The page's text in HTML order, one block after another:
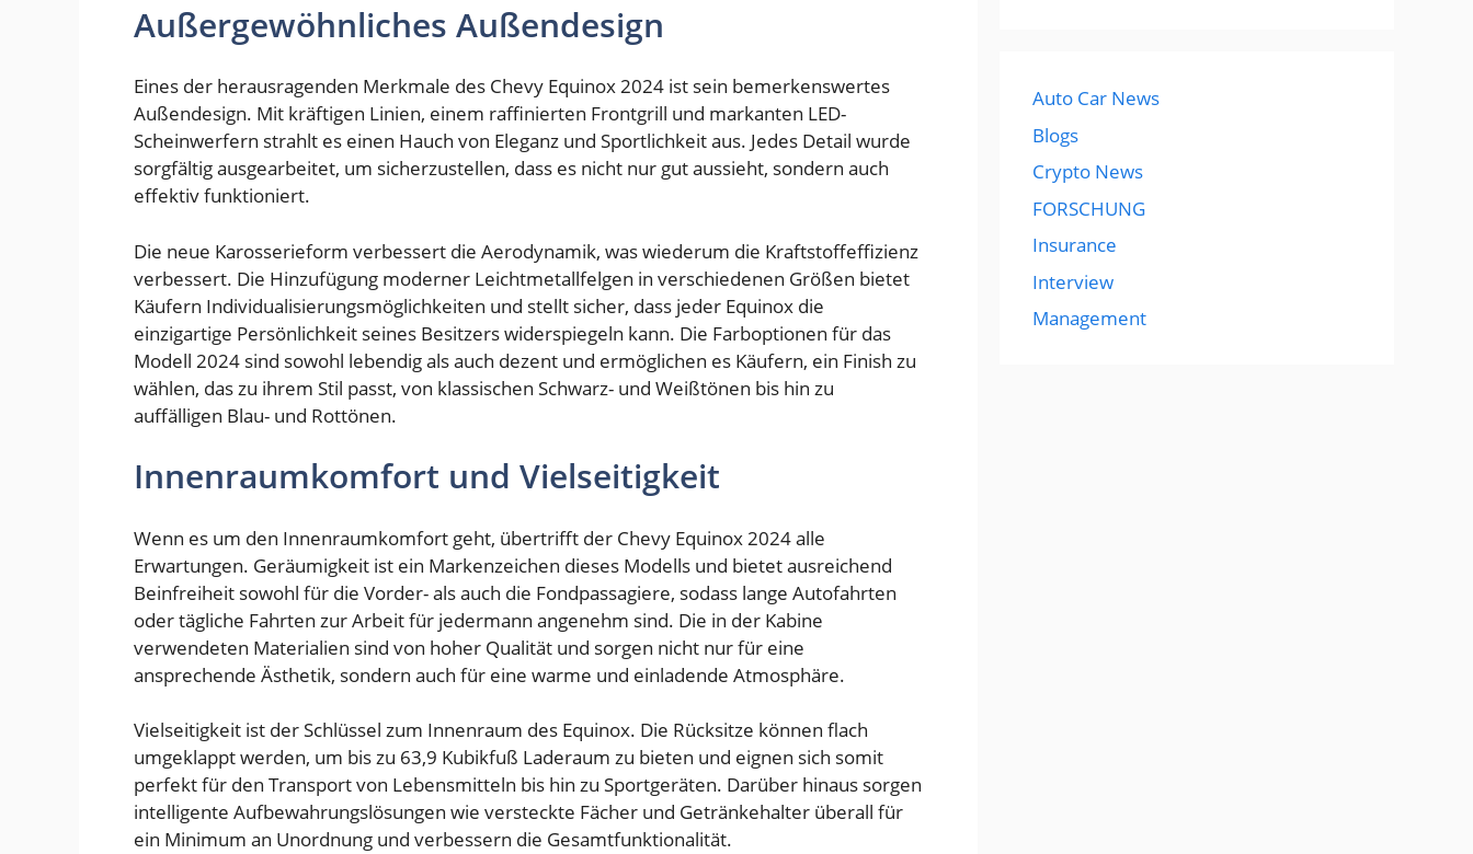
Außergewöhnliches Außendesign
Eines der herausragenden Merkmale des Chevy Equinox 2024 ist sein bemerkenswertes
Außendesign. Mit kräftigen Linien, einem raffinierten Frontgrill und markanten LED-
Scheinwerfern strahlt es einen Hauch von Eleganz und Sportlichkeit aus. Jedes Detail wurde
sorgfältig ausgearbeitet, um sicherzustellen, dass es nicht nur gut aussieht, sondern auch
effektiv funktioniert.
Die neue Karosserieform verbessert die Aerodynamik, was wiederum die Kraftstoffeffizienz
verbessert. Die Hinzufügung moderner Leichtmetallfelgen in verschiedenen Größen bietet
Käufern Individualisierungsmöglichkeiten und stellt sicher, dass jeder Equinox die
einzigartige Persönlichkeit seines Besitzers widerspiegeln kann. Die Farboptionen für das
Modell 2024 sind sowohl lebendig als auch dezent und ermöglichen es Käufern, ein Finish zu
wählen, das zu ihrem Stil passt, von klassischen Schwarz- und Weißtönen bis hin zu
auffälligen Blau- und Rottönen.
Innenraumkomfort und Vielseitigkeit
Wenn es um den Innenraumkomfort geht, übertrifft der Chevy Equinox 2024 alle
Erwartungen. Geräumigkeit ist ein Markenzeichen dieses Modells und bietet ausreichend
Beinfreiheit sowohl für die Vorder- als auch die Fondpassagiere, sodass lange Autofahrten
oder tägliche Fahrten zur Arbeit für jedermann angenehm sind. Die in der Kabine
verwendeten Materialien sind von hoher Qualität und sorgen nicht nur für eine
ansprechende Ästhetik, sondern auch für eine warme und einladende Atmosphäre.
Vielseitigkeit ist der Schlüssel zum Innenraum des Equinox. Die Rücksitze können flach
umgeklappt werden, um bis zu 63,9 Kubikfuß Laderaum zu bieten und eignen sich somit
perfekt für den Transport von Lebensmitteln bis hin zu Sportgeräten. Darüber hinaus sorgen
intelligente Aufbewahrungslösungen wie versteckte Fächer und Getränkehalter überall für
ein Minimum an Unordnung und verbessern die Gesamtfunktionalität.
Auto Car News
Blogs
Crypto News
FORSCHUNG
Insurance
Interview
Management